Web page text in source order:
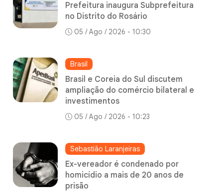
Prefeitura inaugura Subprefeitura
no Distrito do Rosário
05 / Ago / 2026 - 10:30
Brasil
Brasil e Coreia do Sul discutem
ampliação do comércio bilateral e
investimentos
05 / Ago / 2026 - 10:23
Sebastião Laranjeiras
Ex-vereador é condenado por
homicídio a mais de 20 anos de
prisão